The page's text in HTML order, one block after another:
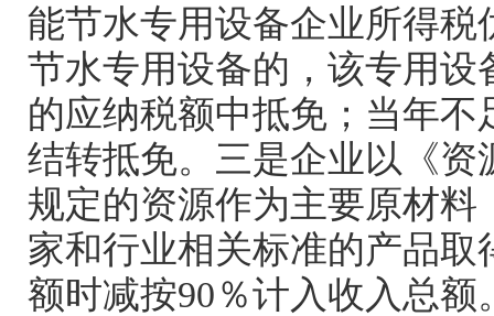
能节水专用设备企业所得
节水专用设备的，该专用设
的应纳税额中抵免；当年
结转抵免。三是企业以《
规定的资源作为主要原材
家和行业相关标准的产品
额时减按90％计入收入总